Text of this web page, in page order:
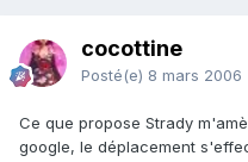
cocottine
Posté(e) 8 mars 2006
Ce que propose Strady
google, le déplacement